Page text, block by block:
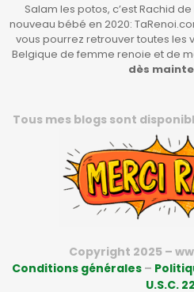
Salam les potos, c’est Rachid
nouveau bébé en 2020:
vous pourrez retrouver toutes les
Belgique de femme renoie et de
dès
Tous mes blogs sont
Copyright 2025 –
Conditions générales–
U.S.C.